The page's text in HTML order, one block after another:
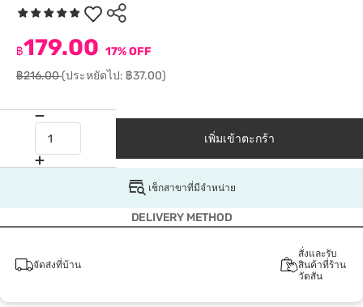
฿179.00 17% OFF
฿216.00(ประหยัดไป: ฿37.00)
เพิ่มเข้าตะกร้า
เช็กสาขาที่มีจำหน่าย
DELIVERY METHOD
จัดส่งที่บ้าน
สั่งและรับ
สินค้าที่ร้าน
วัตสัน